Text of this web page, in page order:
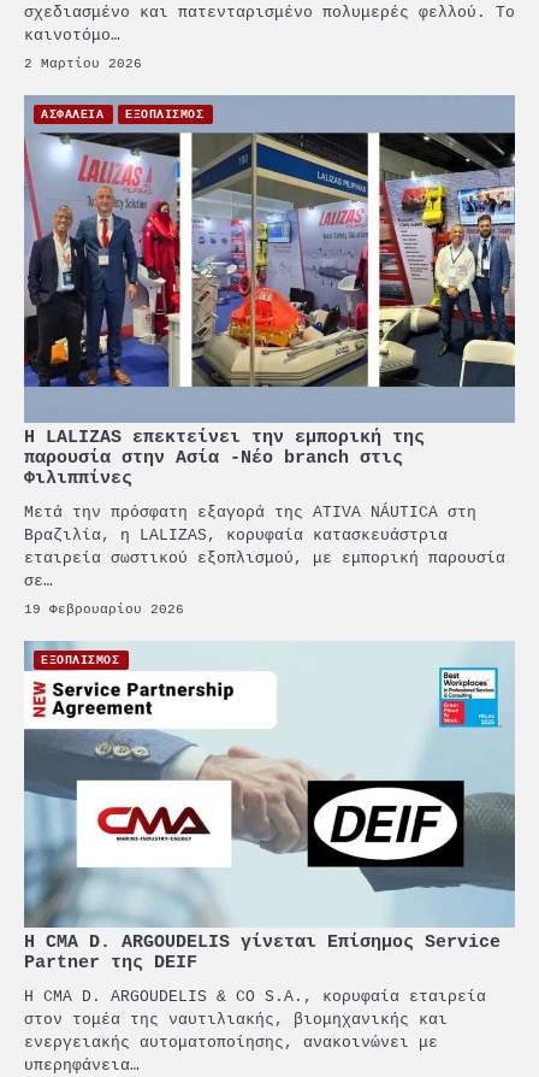
σχεδιασμένο και πατενταρισμένο πολυμερές φελλού. Το
καινοτόμο…
2 Μαρτίου 2026
ΑΣΦΑΛΕΙΑ ΕΞΟΠΛΙΣΜΟΣ
Η LALIZAS επεκτείνει την εμπορική της
παρουσία στην Ασία -Νέο branch στις
Φιλιππίνες
Μετά την πρόσφατη εξαγορά της ATIVA NÁUTICA στη
Βραζιλία, η LALIZAS, κορυφαία κατασκευάστρια
εταιρεία σωστικού εξοπλισμού, με εμπορική παρουσία
σε…
19 Φεβρουαρίου 2026
ΕΞΟΠΛΙΣΜΟΣ
Η CMA D. ARGOUDELIS γίνεται Επίσημος Service
Partner της DEIF
Η CMA D. ARGOUDELIS & CO S.A., κορυφαία εταιρεία
στον τομέα της ναυτιλιακής, βιομηχανικής και
ενεργειακής αυτοματοποίησης, ανακοινώνει με
υπερηφάνεια…